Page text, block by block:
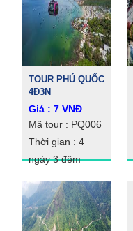
TOUR PHÚ QUỐC
4Đ3N
Giá : 7 VNĐ
Mã tour : PQ006
Thời gian : 4
ngày 3 đêm